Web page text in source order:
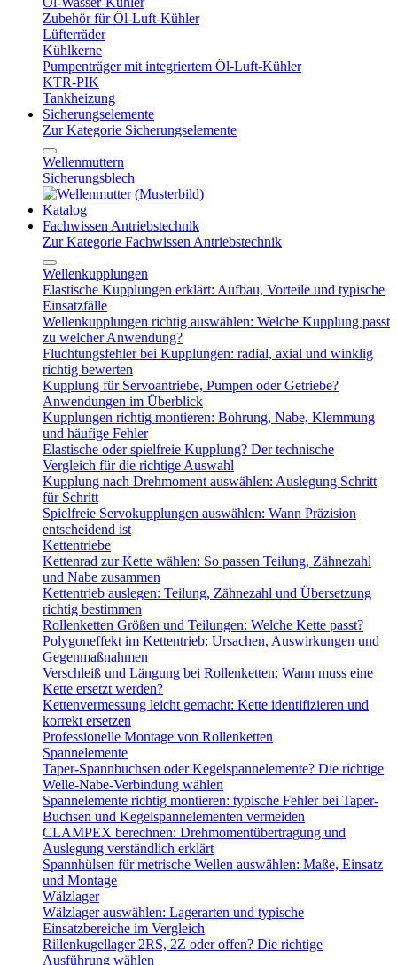
Zubehör für Öl-Luft-Kühler
Lüfterräder
Kühlkerne
Pumpenträger mit integriertem Öl-Luft-Kühler
KTR-PIK
Tankheizung
Sicherungselemente
Zur Kategorie Sicherungselemente
Wellenmuttern
Sicherungsblech
Katalog
Fachwissen Antriebstechnik
Zur Kategorie Fachwissen Antriebstechnik
Wellenkupplungen
Elastische Kupplungen erklärt: Aufbau, Vorteile und typische
Einsatzfälle
Wellenkupplungen richtig auswählen: Welche Kupplung passt
zu welcher Anwendung?
Fluchtungsfehler bei Kupplungen: radial, axial und winklig
richtig bewerten
Kupplung für Servoantriebe, Pumpen oder Getriebe?
Anwendungen im Überblick
Kupplungen richtig montieren: Bohrung, Nabe, Klemmung
und häufige Fehler
Elastische oder spielfreie Kupplung? Der technische
Vergleich für die richtige Auswahl
Kupplung nach Drehmoment auswählen: Auslegung Schritt
für Schritt
Spielfreie Servokupplungen auswählen: Wann Präzision
entscheidend ist
Kettentriebe
Kettenrad zur Kette wählen: So passen Teilung, Zähnezahl
und Nabe zusammen
Kettentrieb auslegen: Teilung, Zähnezahl und Übersetzung
richtig bestimmen
Rollenketten Größen und Teilungen: Welche Kette passt?
Polygoneffekt im Kettentrieb: Ursachen, Auswirkungen und
Gegenmaßnahmen
Verschleiß und Längung bei Rollenketten: Wann muss eine
Kette ersetzt werden?
Kettenvermessung leicht gemacht: Kette identifizieren und
korrekt ersetzen
Professionelle Montage von Rollenketten
Spannelemente
Taper-Spannbuchsen oder Kegelspannelemente? Die richtige
Welle-Nabe-Verbindung wählen
Spannelemente richtig montieren: typische Fehler bei Taper-
Buchsen und Kegelspannelementen vermeiden
CLAMPEX berechnen: Drehmomentübertragung und
Auslegung verständlich erklärt
Spannhülsen für metrische Wellen auswählen: Maße, Einsatz
und Montage
Wälzlager
Wälzlager auswählen: Lagerarten und typische
Einsatzbereiche im Vergleich
Rillenkugellager 2RS, 2Z oder offen? Die richtige
Ausführung wählen